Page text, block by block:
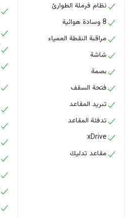
نظام فرملة الطوارئ
8 وسادة هوائية
مراقبة النقطة العمياء
شاشة
بصمة
فتحة السقف
تبريد المقاعد
تدفئة المقاعد
xDrive
مقاعد تدليك